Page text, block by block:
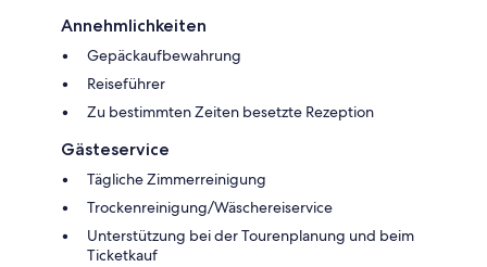
Annehmlichkeiten
Gepäckaufbewahrung
Reiseführer
Zu bestimmten Zeiten besetzte Rezeption
Gästeservice
Tägliche Zimmerreinigung
Trockenreinigung/Wäschereiservice
Unterstützung bei der Tourenplanung und beim
Ticketkauf